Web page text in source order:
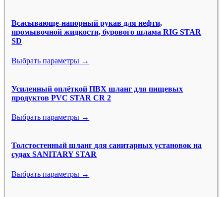
Всасывающе-напорный рукав для нефти,
промывочной жидкости, бурового шлама RIG STAR
SD
Выбрать параметры →
Усиленный оплёткой ПВХ шланг для пищевых
продуктов PVC STAR CR 2
Выбрать параметры →
Толстостенный шланг для санитарных установок на
судах SANITARY STAR
Выбрать параметры →